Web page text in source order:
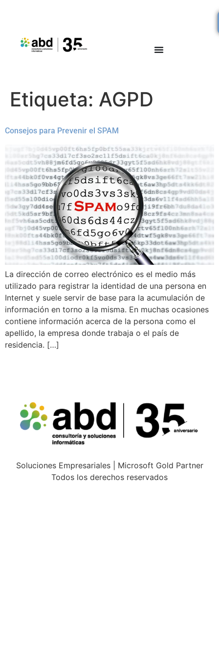
Etiqueta: AGPD
Consejos para Prevenir el SPAM
La dirección de correo electrónico es el medio más
utilizado para registrar la identidad de una persona en
Internet y suele servir de base para la acumulación de
información en torno a la misma. En muchas ocasiones
contiene información acerca de la persona como el
apellido, la empresa donde trabaja o el país de
residencia. […]
Soluciones Empresariales | Microsoft Gold Partner
Todos los derechos reservados